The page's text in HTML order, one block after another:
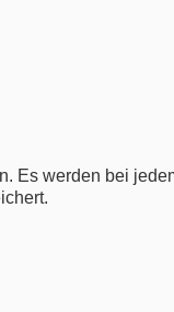
Es werden bei